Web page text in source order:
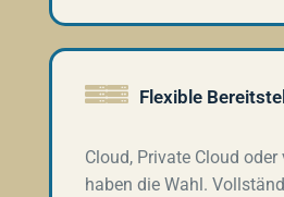
 Flexible
Cloud, Private Cloud oder
haben die Wahl.